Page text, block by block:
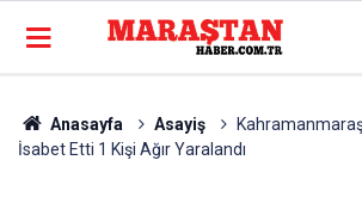
Anasayfa Asayiş
İsabet Etti 1 Kişi Ağır Yaralandı